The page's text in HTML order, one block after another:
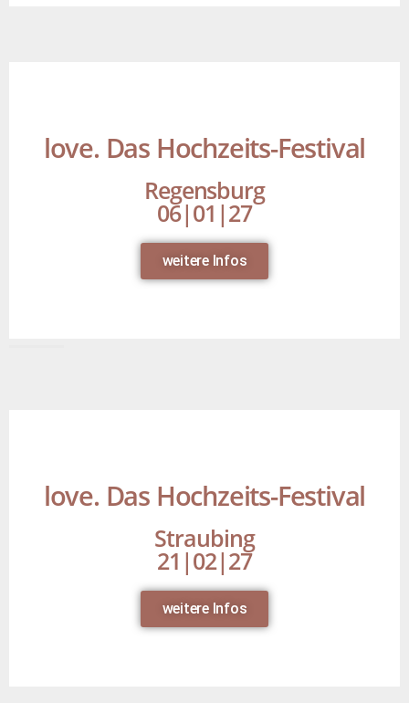
love. Das Hochzeits-Festival
Regensburg
06|01|27
weitere Infos
love. Das Hochzeits-Festival
Straubing
21|02|27
weitere Infos